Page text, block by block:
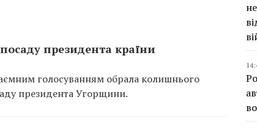
президента країни
голосуванням обрала колишнього
президента Угорщини.